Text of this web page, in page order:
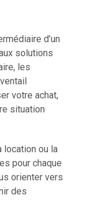
d’un
solutions
les
votre achat,
situation
location ou la
pour chaque
orienter vers
des